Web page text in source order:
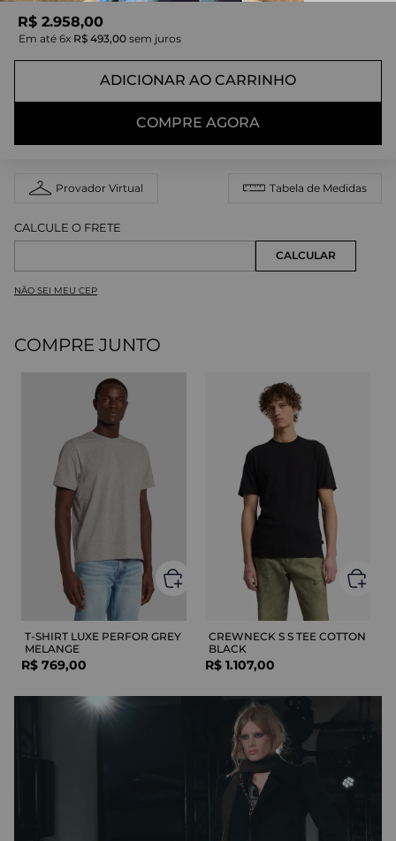
R$ 2.958,00
Em até 6x R$ 493,00 sem juros
ADICIONAR AO CARRINHO
COMPRE AGORA
Provador Virtual Tabela de Medidas
NÃO SEI MEU CEP
COMPRE JUNTO
T-SHIRT LUXE PERFOR GREY
MELANGE
R$ 769,00
CREWNECK S S TEE COTTON
BLACK
R$ 1.107,00